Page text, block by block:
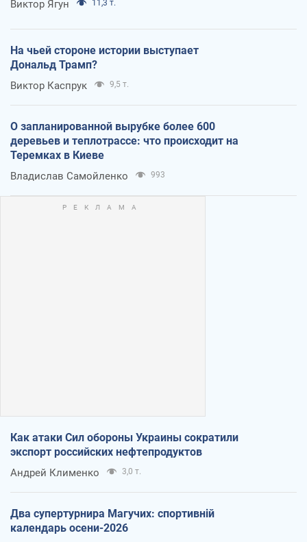
Виктор Ягун 11,3 т.
На чьей стороне истории выступает
Дональд Трамп?
Виктор Каспрук 9,5 т.
О запланированной вырубке более 600
деревьев и теплотрассе: что происходит на
Теремках в Киеве
Владислав Самойленко 993
Как атаки Сил обороны Украины сократили
экспорт российских нефтепродуктов
Андрей Клименко 3,0 т.
Два супертурнира Магучих: спортивній
календарь осени-2026